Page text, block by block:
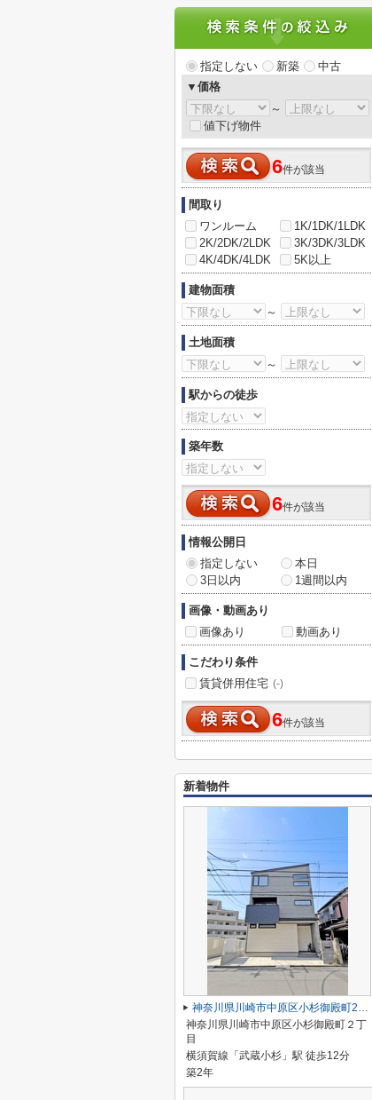
指定しない 新築
中古
▼価格
～
値下げ物件
6件が該当
間取り
ワンルーム
1K/1DK/1LDK
2K/2DK/2LDK
3K/3DK/3LDK
4K/4DK/4LDK
5K以上
建物面積
～
土地面積
～
駅からの徒歩
築年数
6件が該当
情報公開日
指定しない
本日
3日以内
1週間以内
画像・動画あり
画像あり
動画あり
こだわり条件
賃貸併用住宅 (-)
6件が該当
新着物件
神奈川県川崎市中原区小杉御殿町2丁目
神奈川県川崎市中原区小杉御殿町２丁
目
横須賀線「武蔵小杉」駅 徒歩12分
築2年